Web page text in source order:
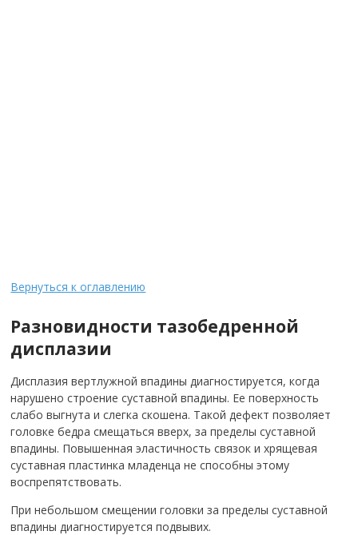
Вернуться к оглавлению
Разновидности тазобедренной
дисплазии
Дисплазия вертлужной впадины диагностируется, когда
нарушено строение суставной впадины. Ее поверхность
слабо выгнута и слегка скошена. Такой дефект позволяет
головке бедра смещаться вверх, за пределы суставной
впадины. Повышенная эластичность связок и хрящевая
суставная пластинка младенца не способны этому
воспрепятствовать.
При небольшом смещении головки за пределы суставной
впадины диагностируется подвывих.